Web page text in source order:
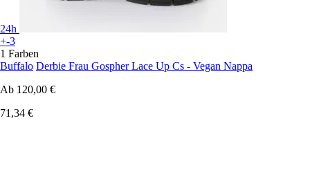
24h
+-3
1 Farben
Buffalo Derbie Frau Gospher Lace Up Cs - Vegan Nappa
Ab 120,00 €
71,34 €